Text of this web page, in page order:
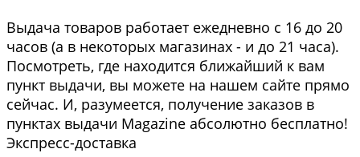
Выдача товаров работает ежедневно с 16 до 20
часов (а в некоторых магазинах - и до 21 часа).
Посмотреть, где находится ближайший к вам
пункт выдачи, вы можете на нашем сайте прямо
сейчас. И, разумеется, получение заказов в
пунктах выдачи Magazine абсолютно бесплатно!
Экспресс-доставка